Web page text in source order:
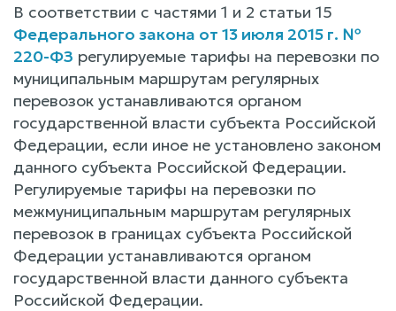
В соответствии с частями 1 и 2 статьи 15
Федерального закона от 13 июля 2015 г. №
220-ФЗ регулируемые тарифы на перевозки по
муниципальным маршрутам регулярных
перевозок устанавливаются органом
государственной власти субъекта Российской
Федерации, если иное не установлено законом
данного субъекта Российской Федерации.
Регулируемые тарифы на перевозки по
межмуниципальным маршрутам регулярных
перевозок в границах субъекта Российской
Федерации устанавливаются органом
государственной власти данного субъекта
Российской Федерации.